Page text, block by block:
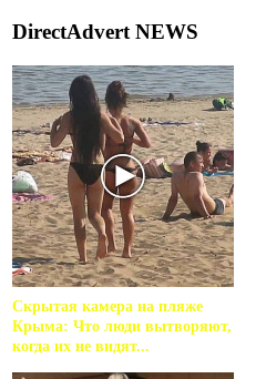
DirectAdvert NEWS
Скрытая камера на пляже
Крыма: Что люди вытворяют,
когда их не видят...